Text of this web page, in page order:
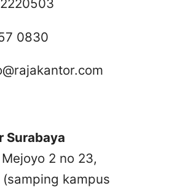
0830
Surabaya
2 no 23,
kampus